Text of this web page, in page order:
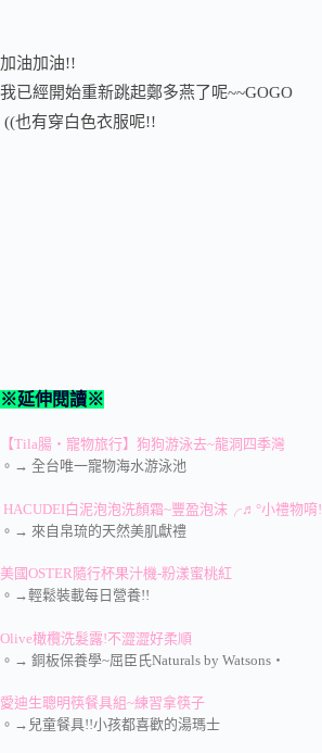
加油加油!!
我已經開始重新跳起鄭多燕了呢~~GOGO
((也有穿白色衣服呢!!
※延伸閱讀※
【Tila腸‧寵物旅行】狗狗游泳去~龍洞四季灣
。→ 全台唯一寵物海水游泳池
HACUDEI白泥泡泡洗顏霜~豐盈泡沫╭♬°小禮物唷!
。→ 來自帛琉的天然美肌獻禮
美國OSTER隨行杯果汁機-粉漾蜜桃紅
。→輕鬆裝載每日營養!!
Olive橄欖洗髮露!不澀澀好柔順
。→ 銅板保養學~屈臣氏Naturals by Watsons‧
愛迪生聰明筷餐具組~練習拿筷子
。→兒童餐具!!小孩都喜歡的湯瑪士